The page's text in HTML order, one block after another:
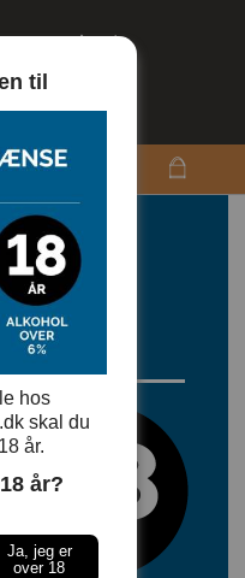
til
hos
skal du
år.
år?
Ja, jeg er
over 18